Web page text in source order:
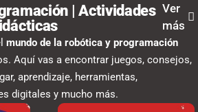
| Actividades Ver
más
mundo de la robótica y programación
Aquí vas a encontrar juegos, consejos,
aprendizaje, herramientas,
digitales y mucho más.